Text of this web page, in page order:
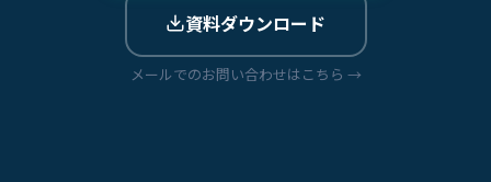
資料ダウンロード
メールでのお問い合わせはこちら →